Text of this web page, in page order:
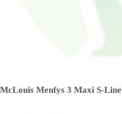
McLouis Menfys 3 Maxi S-Line